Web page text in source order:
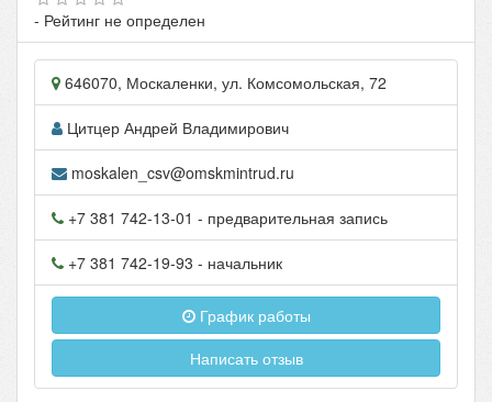
- Рейтинг не определен
646070, Москаленки, ул. Комсомольская, 72
Цитцер Андрей Владимирович
moskalen_csv@omskmintrud.ru
+7 381 742-13-01 - предварительная запись
+7 381 742-19-93 - начальник
График работы
Написать отзыв